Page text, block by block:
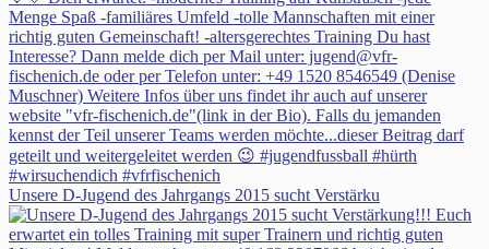
Unsere D-Jugend des Jahrgangs 2015 sucht Verstärku